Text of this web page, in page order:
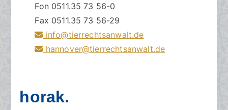
Fon 0511.35 73 56-0
Fax 0511.35 73 56-29
info@tierrechtsanwalt.de
hannover@tierrechtsanwalt.de
horak.